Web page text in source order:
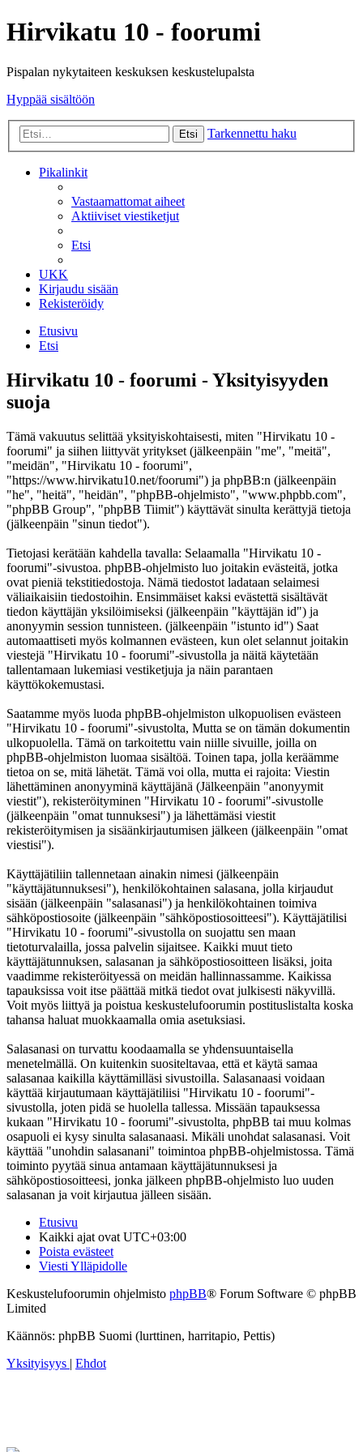
Hirvikatu 10 - foorumi
Pispalan nykytaiteen keskuksen keskustelupalsta
Hyppää sisältöön
Etsi Tarkennettu haku
Pikalinkit
Vastaamattomat aiheet
Aktiiviset viestiketjut
Etsi
UKK
Kirjaudu sisään
Rekisteröidy
Etusivu
Etsi
Hirvikatu 10 - foorumi - Yksityisyyden
suoja
Tämä vakuutus selittää yksityiskohtaisesti, miten "Hirvikatu 10 -
foorumi" ja siihen liittyvät yritykset (jälkeenpäin "me", "meitä",
"meidän", "Hirvikatu 10 - foorumi",
"https://www.hirvikatu10.net/foorumi") ja phpBB:n (jälkeenpäin
"he", "heitä", "heidän", "phpBB-ohjelmisto", "www.phpbb.com",
"phpBB Group", "phpBB Tiimit") käyttävät sinulta kerättyjä tietoja
(jälkeenpäin "sinun tiedot").
Tietojasi kerätään kahdella tavalla: Selaamalla "Hirvikatu 10 -
foorumi"-sivustoa. phpBB-ohjelmisto luo joitakin evästeitä, jotka
ovat pieniä tekstitiedostoja. Nämä tiedostot ladataan selaimesi
väliaikaisiin tiedostoihin. Ensimmäiset kaksi evästettä sisältävät
tiedon käyttäjän yksilöimiseksi (jälkeenpäin "käyttäjän id") ja
anonyymin session tunnisteen. (jälkeenpäin "istunto id") Saat
automaattiseti myös kolmannen evästeen, kun olet selannut joitakin
viestejä "Hirvikatu 10 - foorumi"-sivustolla ja näitä käytetään
tallentamaan lukemiasi vestiketjuja ja näin parantaen
käyttökokemustasi.
Saatamme myös luoda phpBB-ohjelmiston ulkopuolisen evästeen
"Hirvikatu 10 - foorumi"-sivustolta, Mutta se on tämän dokumentin
ulkopuolella. Tämä on tarkoitettu vain niille sivuille, joilla on
phpBB-ohjelmiston luomaa sisältöä. Toinen tapa, jolla keräämme
tietoa on se, mitä lähetät. Tämä voi olla, mutta ei rajoita: Viestin
lähettäminen anonyyminä käyttäjänä (Jälkeenpäin "anonyymit
viestit"), rekisteröityminen "Hirvikatu 10 - foorumi"-sivustolle
(jälkeenpäin "omat tunnuksesi") ja lähettämäsi viestit
rekisteröitymisen ja sisäänkirjautumisen jälkeen (jälkeenpäin "omat
viestisi").
Käyttäjätiliin tallennetaan ainakin nimesi (jälkeenpäin
"käyttäjätunnuksesi"), henkilökohtainen salasana, jolla kirjaudut
sisään (jälkeenpäin "salasanasi") ja henkilökohtainen toimiva
sähköpostiosoite (jälkeenpäin "sähköpostiosoitteesi"). Käyttäjätilisi
"Hirvikatu 10 - foorumi"-sivustolla on suojattu sen maan
tietoturvalailla, jossa palvelin sijaitsee. Kaikki muut tieto
käyttäjätunnuksen, salasanan ja sähköpostiosoitteen lisäksi, joita
vaadimme rekisteröityessä on meidän hallinnassamme. Kaikissa
tapauksissa voit itse päättää mitkä tiedot ovat julkisesti näkyvillä.
Voit myös liittyä ja poistua keskustelufoorumin postituslistalta koska
tahansa haluat muokkaamalla omia asetuksiasi.
Salasanasi on turvattu koodaamalla se yhdensuuntaisella
menetelmällä. On kuitenkin suositeltavaa, että et käytä samaa
salasanaa kaikilla käyttämilläsi sivustoilla. Salasanaasi voidaan
käyttää kirjautumaan käyttäjätiliisi "Hirvikatu 10 - foorumi"-
sivustolla, joten pidä se huolella tallessa. Missään tapauksessa
kukaan "Hirvikatu 10 - foorumi"-sivustolta, phpBB tai muu kolmas
osapuoli ei kysy sinulta salasanaasi. Mikäli unohdat salasanasi. Voit
käyttää "unohdin salasanani" toimintoa phpBB-ohjelmistossa. Tämä
toiminto pyytää sinua antamaan käyttäjätunnuksesi ja
sähköpostiosoitteesi, jonka jälkeen phpBB-ohjelmisto luo uuden
salasanan ja voit kirjautua jälleen sisään.
Etusivu
Kaikki ajat ovat UTC+03:00
Poista evästeet
Viesti Ylläpidolle
Keskustelufoorumin ohjelmisto phpBB® Forum Software © phpBB
Limited
Käännös: phpBB Suomi (lurttinen, harritapio, Pettis)
Yksityisyys | Ehdot